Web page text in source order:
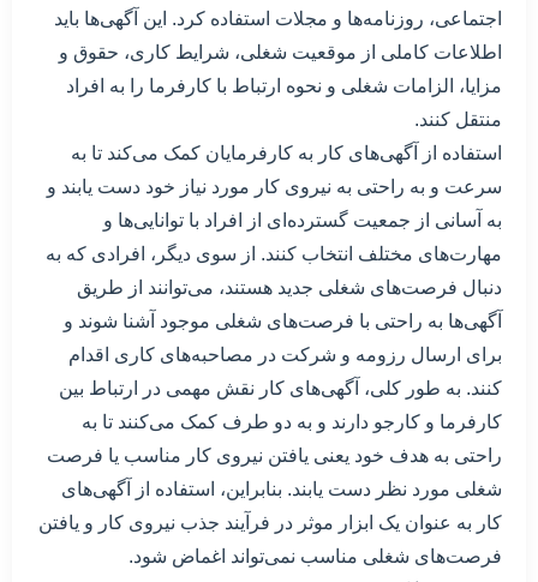
اجتماعی، روزنامه‌ها و مجلات استفاده کرد. این آگهی‌ها باید
اطلاعات کاملی از موقعیت شغلی، شرایط کاری، حقوق و
مزایا، الزامات شغلی و نحوه ارتباط با کارفرما را به افراد
منتقل کنند.
استفاده از آگهی‌های کار به کارفرمایان کمک می‌کند تا به
سرعت و به راحتی به نیروی کار مورد نیاز خود دست یابند و
به آسانی از جمعیت گسترده‌ای از افراد با توانایی‌ها و
مهارت‌های مختلف انتخاب کنند. از سوی دیگر، افرادی که به
دنبال فرصت‌های شغلی جدید هستند، می‌توانند از طریق
آگهی‌ها به راحتی با فرصت‌های شغلی موجود آشنا شوند و
برای ارسال رزومه و شرکت در مصاحبه‌های کاری اقدام
کنند. به طور کلی، آگهی‌های کار نقش مهمی در ارتباط بین
کارفرما و کارجو دارند و به دو طرف کمک می‌کنند تا به
راحتی به هدف خود یعنی یافتن نیروی کار مناسب یا فرصت
شغلی مورد نظر دست یابند. بنابراین، استفاده از آگهی‌های
کار به عنوان یک ابزار موثر در فرآیند جذب نیروی کار و یافتن
فرصت‌های شغلی مناسب نمی‌تواند اغماض شود.